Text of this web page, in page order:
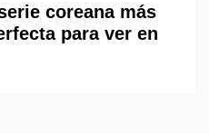
coreana más
para ver en